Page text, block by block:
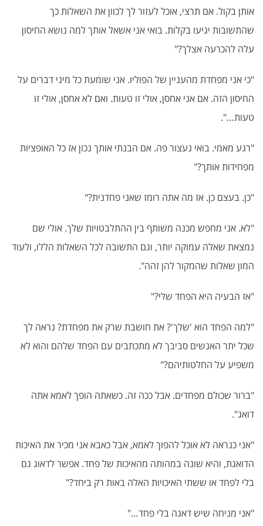
אותן בקול. אם תרצי, אוכל לעזור לך לכוון את השאלות כך
שהתשובות יגיעו בקלות. בואי אני אשאל אותך למה נושא החיסון
עלה להכרעה אצלך?"
"כי אני מפחדת מהעניין של הפוליו. אני שומעת כל מיני דברים על
החיסון הזה. אם אני אחסן, אולי זו טעות. ואם לא אחסן, אולי זו
טעות…".
"רגע מאמי. בואי נעצור פה. אם הבנתי אותך נכון אז כל האופציות
מפחידות אותך?"
"כן. בעצם כן. אז מה אתה רומז שאני פחדנית?"
"לא. אני מחפש מכנה משותף בין ההתלבטויות שלך. אולי שם
נמצאת שאלה עמוקה יותר, וגם התשובה לכל השאלות הללו, ולעוד
המון שאלות שהמקור להן זהה".
"אז הבעיה היא הפחד שלי?"
"למה הפחד הוא 'שלך'? את חושבת שרק את מפחדת? נראה לך
שכל יתר האנשים סביבך לא מתכתבים עם הפחד שלהם והוא לא
משפיע על החלטותיהם?"
"ברור שכולם מפחדים. אבל ככה זה. כשאתה הופך לאמא אתה
דואג".
"אני כנראה לא אוכל להפוך לאמא, אבל כאבא אני מכיר את האיכות
הדואגת, והיא שונה במהותה מהאיכות של פחד. אפשר לדאוג גם
בלי לפחד או ששתי האיכויות האלה באות רק ביחד?"
"אני מניחה שיש דאגה בלי פחד…"